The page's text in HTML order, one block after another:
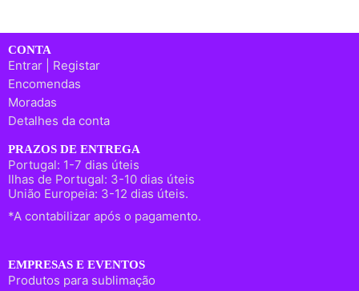
CONTA
Entrar | Registar
Encomendas
Moradas
Detalhes da conta
PRAZOS DE ENTREGA
Portugal: 1-7 dias úteis
Ilhas de Portugal: 3-10 dias úteis
União Europeia: 3-12 dias úteis.
*A contabilizar após o pagamento.
EMPRESAS E EVENTOS
Produtos para sublimação